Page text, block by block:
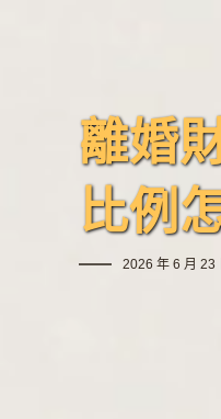
離婚
比例
2026 年 6 月 23